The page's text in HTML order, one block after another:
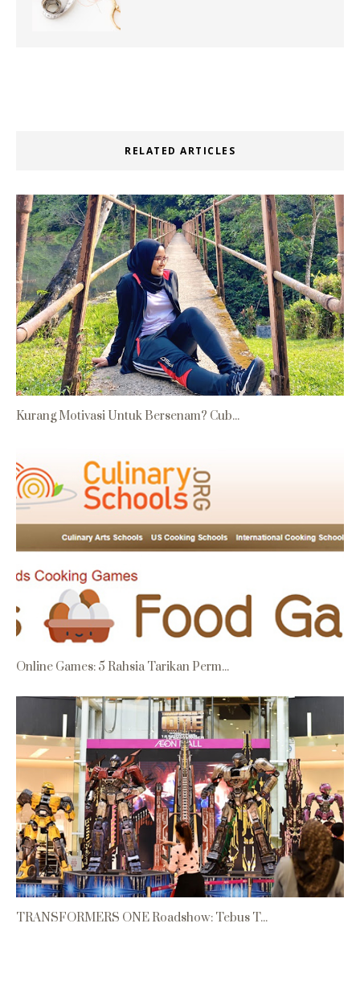
RELATED ARTICLES
Kurang Motivasi Untuk Bersenam? Cub...
Online Games: 5 Rahsia Tarikan Perm...
TRANSFORMERS ONE Roadshow: Tebus T...